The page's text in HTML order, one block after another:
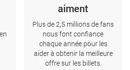
aiment
Plus de 2,5 millions de fans
nous font confiance
chaque année pour les
aider à obtenir la meilleure
offre sur les billets.